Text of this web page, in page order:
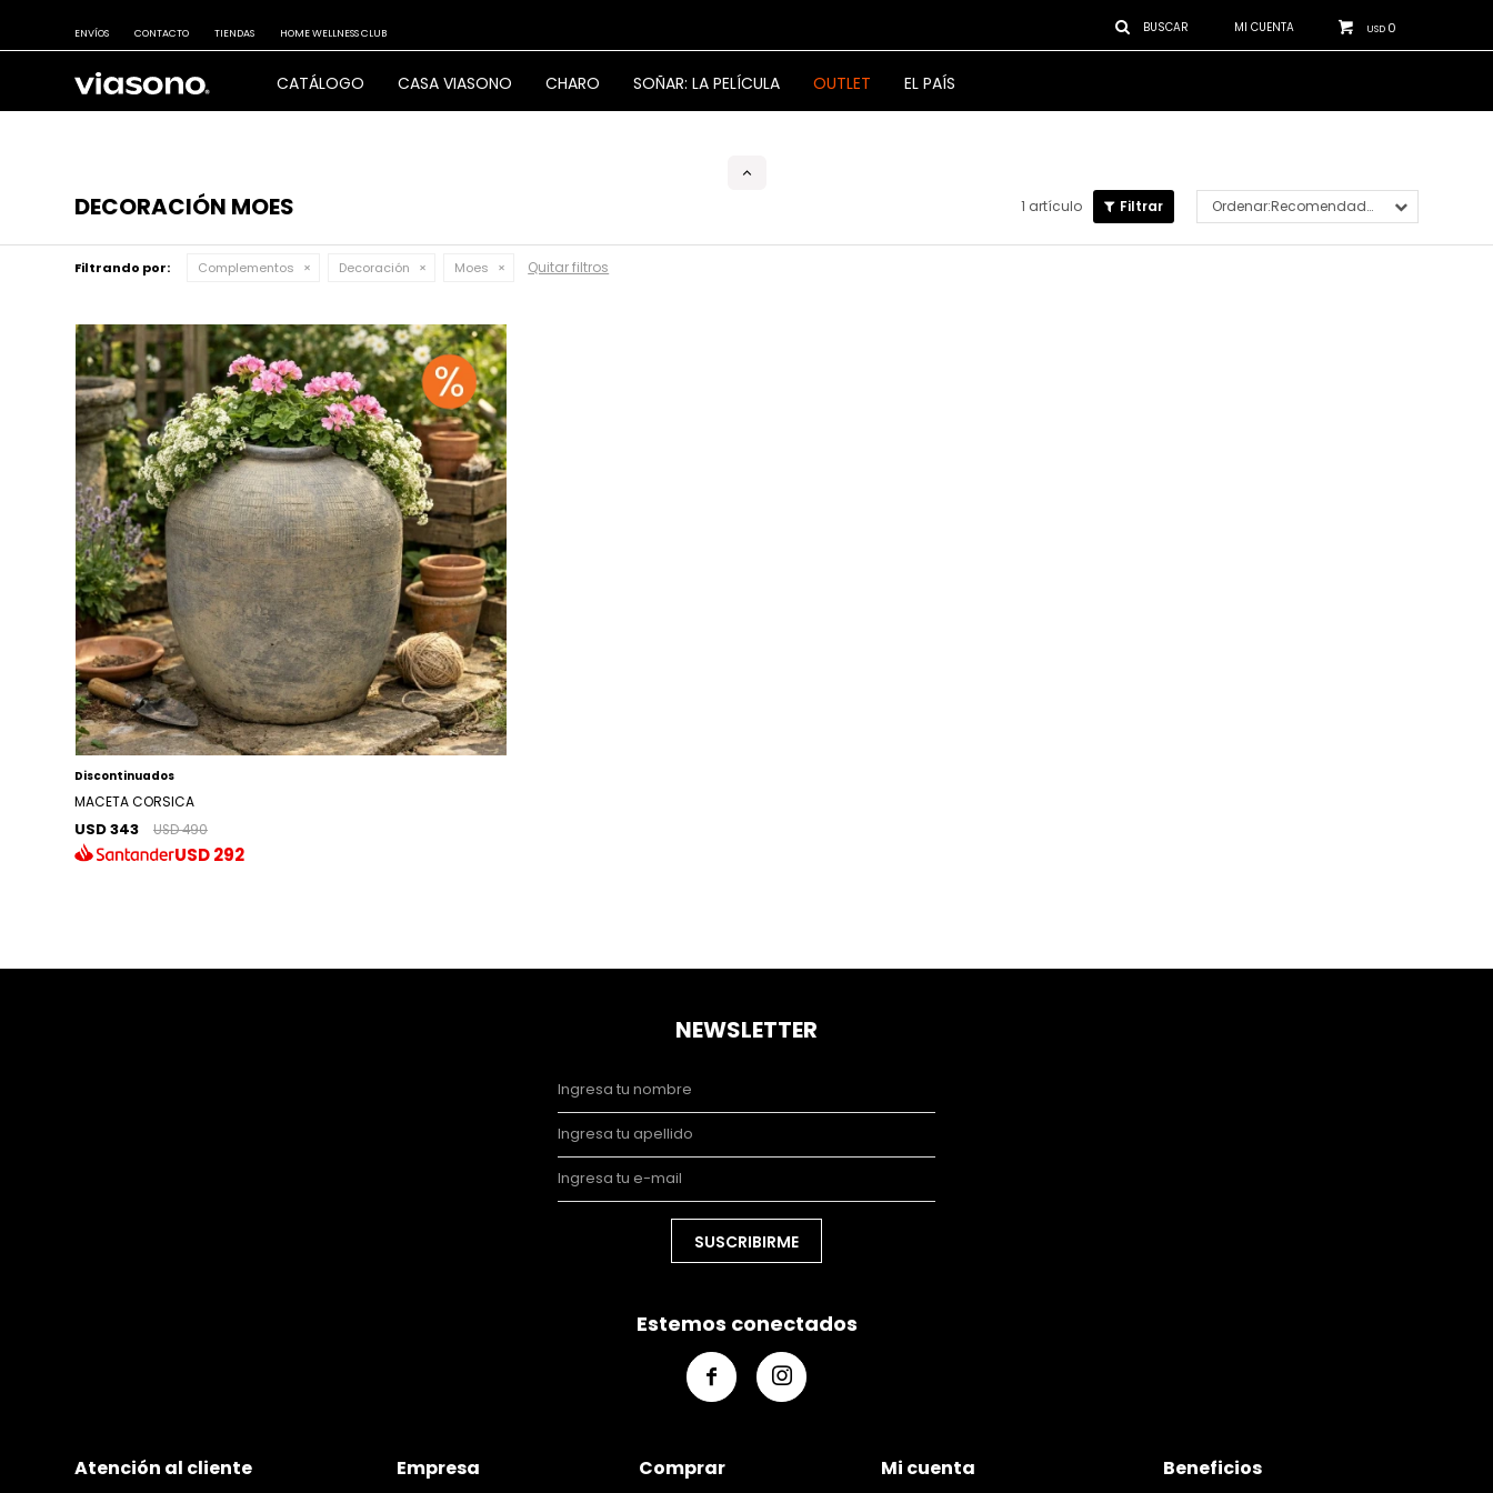
CATÁLOGO CASA VIASONO CHARO SOÑAR: LA PELÍCULA OUTLET EL PAÍS
USD 0
ENVÍOS CONTACTO TIENDAS HOME WELLNESS CLUB
DECORACIÓN MOES 1 artículo Recomendados
Filtrando por: Complementos Decoración Moes Quitar filtros
Discontinuados
MACETA CORSICA
USD 343 USD 490
USD292
Atención al cliente Empresa Comprar Mi cuenta Beneficios
NEWSLETTER
SUSCRIBIRME
Estemos conectados
 